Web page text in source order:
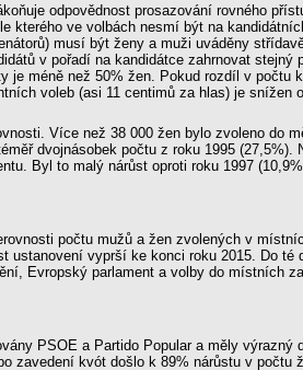
odpovědnost prosazování rovného
kterého ve volbách nesmí být na
musí být ženy a muži uváděny
v pořadí na kandidátce zahrnovat stejný
je méně než 50% žen. Pokud rozdíl v počtu
voleb (asi 11 centimů za hlas) je snížen
Více než 38 000 žen bylo zvoleno do
dvojnásobek počtu z roku 1995 (27,5%).
Byl to malý nárůst oproti roku 1997
počtu mužů a žen zvolených v
vyprší ke konci roku 2015. Do té
Evropský parlament a volby do místních
PSOE a Partido Popular a měly výrazný
zavedení kvót došlo k 89% nárůstu v počtu